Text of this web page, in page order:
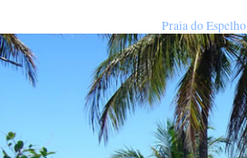
Praia do Espelho